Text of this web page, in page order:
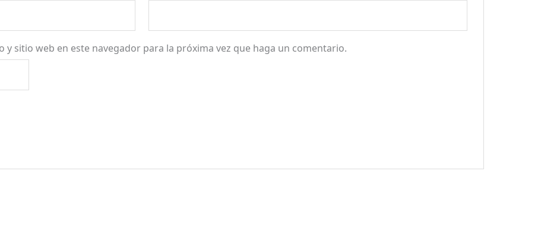
sitio web en este navegador para la próxima vez que haga un comentario.